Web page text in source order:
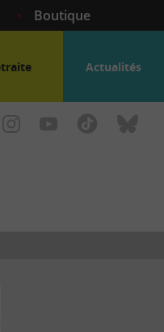
Boutique
Actualités